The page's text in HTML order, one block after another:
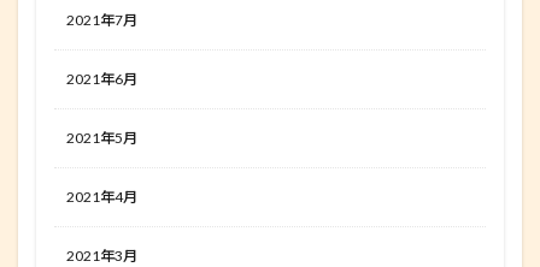
2021年7月
2021年6月
2021年5月
2021年4月
2021年3月